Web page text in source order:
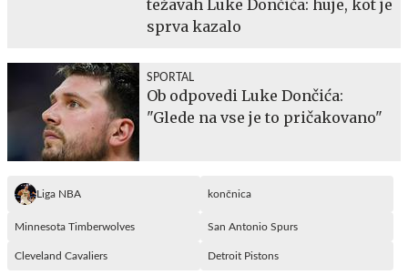
težavah Luke Dončića: huje, kot je
sprva kazalo
SPORTAL
Ob odpovedi Luke Dončića:
"Glede na vse je to pričakovano"
Liga NBA končnica
Minnesota Timberwolves San Antonio Spurs
Cleveland Cavaliers Detroit Pistons